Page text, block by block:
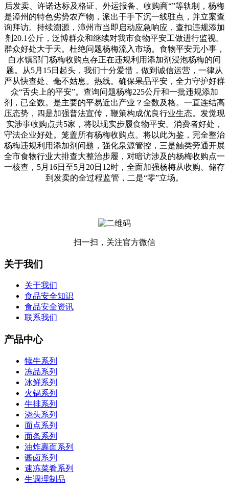
后发卖、许诺达标及格证、外运报备、收购商“”等轨制，杨梅
是漳州的特色劣势农产物，派出干手下沉一线驻点，并立案查
询拜访。持续溯源，漳州市当即启动应急响应，查扣违规添加
剂20.1公斤，泛博群众和继续对我市食物平安工做进行监视。
群众好处大于天。杜绝问题杨梅流入市场。食物平安无小事，
白水镇部门杨梅收购点存正在违规利用添加剂浸泡杨梅的问
题。从5月15日起头，我们十分爱惜，做到诚信运营，一律从
严从快查处、毫不姑息。热线。确保果品平安，全力守护好群
众“舌尖上的平安”。查询问题杨梅225公斤和一批违规添加
剂，已全数。是主要的平易近出产业？全数及格。一直连结高
压态势，四是加强普法宣传，鞭策构成优良行业生态。发觉现
实涉事收购点共5家，将以现实步履食物平安。消费者好处，
守法企业好处。笼盖所有杨梅收购点。将以此为鉴，完全整治
杨梅违规利用添加剂问题，强化泉源管控，三是触类旁通开展
全市食物行业大排查大整治步履，对暗访涉及的杨梅收购点一
一核查，5月16日至5月20日12时，全面加强杨梅从收购、储存
到发卖的全过程监管，二是“零”立场。
扫一扫，关注官方微信
关于我们
关于我们
食品安全知识
食品安全资讯
联系我们
产品中心
犊牛系列
冻品系列
冰鲜系列
火锅系列
牛排系列
浇头系列
面点系列
面条系列
油炸裹面系列
酱卤系列
速冻菜肴系列
生调理制品